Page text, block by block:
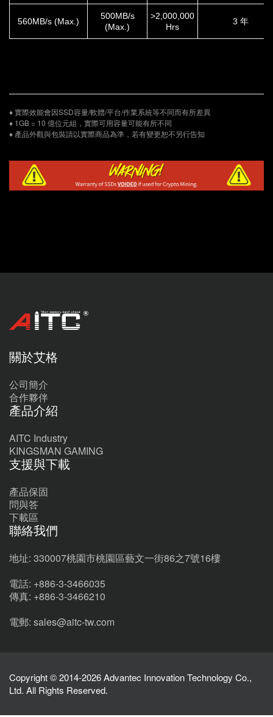
560MB/s (Max.)
500MB/s
(Max.)
>2,000,000
Hrs
3 年
♦ 實際效能會因SSD容量/軟體/平台/作業系統等不同而有所差異
♦ 1GB = 10 億位元組，實際可用容量可能有所不同
♦ 產品外觀與包裝請以實際商品為準，若有變更恕不另行告知
關於艾格
公司簡介
合作夥伴
產品介紹
AITC Industry
KINGSMAN GAMING
支援與下載
產品保固
問與答
下載區
聯絡我們
地址: 330007桃園市桃園區藝文一街86之7號16樓
電話: +886-3-3466035
傳真: +886-3-3466210
電郵: sales@aitc-tw.com
Copyright © 2014-2026 Advantec Innovation Technology Co.,
Ltd. All Rights Reserved.